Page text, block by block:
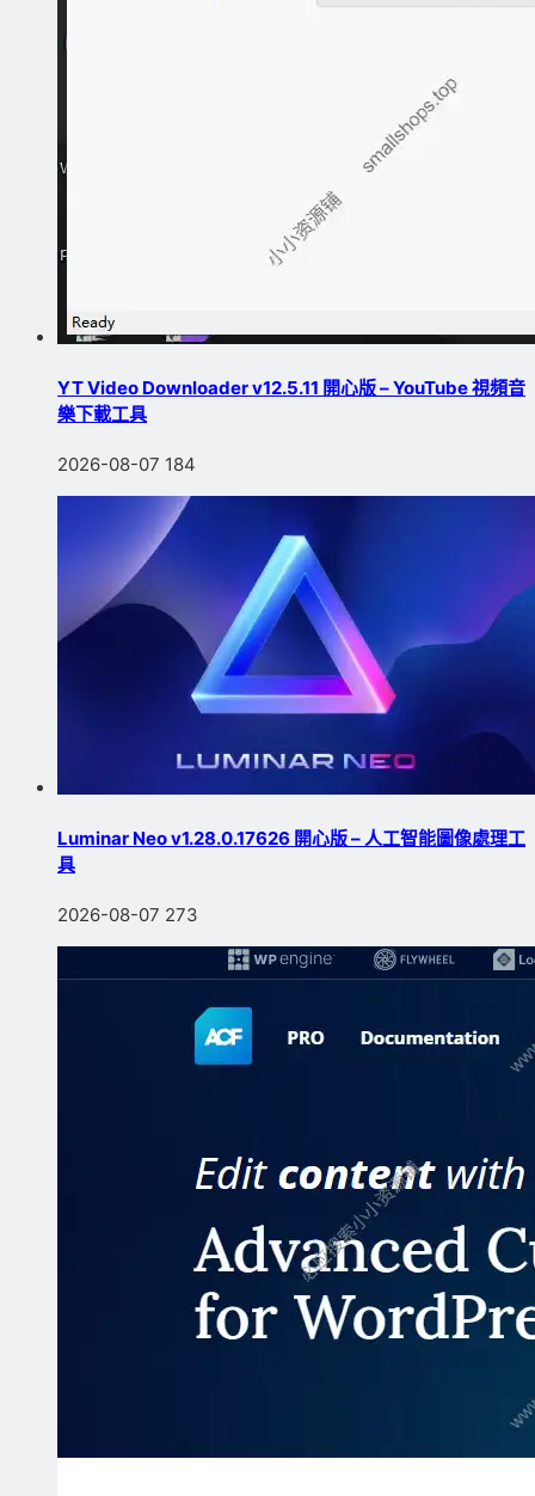
YT Video Downloader v12.5.11 開心版 – YouTube 視頻音
樂下載工具
2026-08-07 184
Luminar Neo v1.28.0.17626 開心版 – 人工智能圖像處理工
具
2026-08-07 273